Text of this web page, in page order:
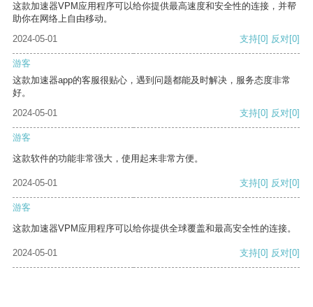
这款加速器VPM应用程序可以给你提供最高速度和安全性的连接，并帮
助你在网络上自由移动。
2024-05-01
支持[0] 反对[0]
游客
这款加速器app的客服很贴心，遇到问题都能及时解决，服务态度非常
好。
2024-05-01
支持[0] 反对[0]
游客
这款软件的功能非常强大，使用起来非常方便。
2024-05-01 支持[0] 反对[0]
游客
这款加速器VPM应用程序可以给你提供全球覆盖和最高安全性的连接。
2024-05-01 支持[0] 反对[0]